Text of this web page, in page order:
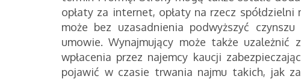
opłaty za internet, opłaty na rzecz
może bez uzasadnienia podwyższyć
umowie. Wynajmujący może także uzależnić
wpłacenia przez najemcy kaucji
pojawić w czasie trwania najmu takich, jak